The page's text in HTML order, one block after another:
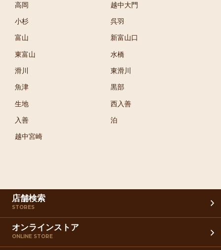
高岡 越中大門
小杉 呉羽
富山 新富山口
東富山 水橋
滑川 東滑川
魚津 黒部
生地 西入善
入善 泊
越中宮崎
店舗検索
STORES
オンラインストア
ONLINE STORE